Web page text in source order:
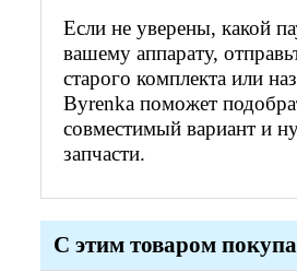
Если не уверены, какой
вашему аппарату,
старого комплекта или
Byrenka поможет
совместимый вариант и
запчасти.
С этим товаром